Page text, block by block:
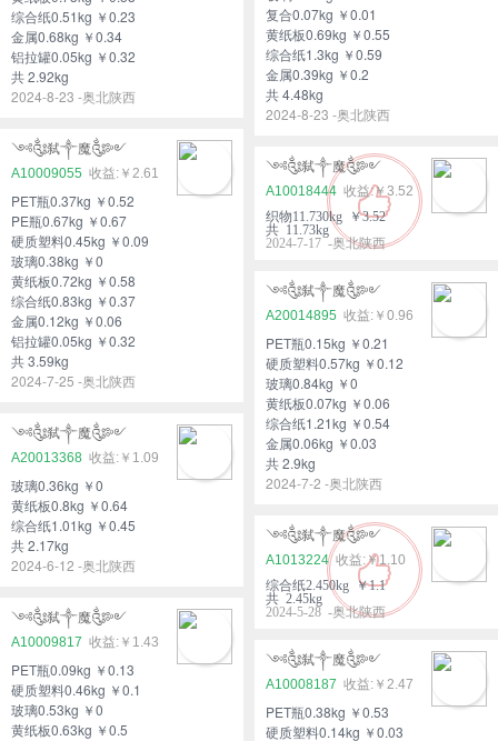
复合0.07kg ￥0.01
黄纸板0.69kg ￥0.55
综合纸1.3kg ￥0.59
金属0.39kg ￥0.2
共 4.48kg
2024-8-23 -奥北陕西
综合纸0.51kg ￥0.23
金属0.68kg ￥0.34
铝拉罐0.05kg ￥0.32
共 2.92kg
2024-8-23 -奥北陕西
༺༃弑༒魔༃༻
A10009055
￥2.61
PET瓶0.37kg ￥0.52
PE瓶0.67kg ￥0.67
硬质塑料0.45kg ￥0.09
玻璃0.38kg ￥0
黄纸板0.72kg ￥0.58
综合纸0.83kg ￥0.37
金属0.12kg ￥0.06
铝拉罐0.05kg ￥0.32
共 3.59kg
2024-7-25 -奥北陕西
༺༃弑༒魔༃༻
A10018444
￥3.52
织物11.730kg ￥3.52
共 11.73kg
2024-7-17 -奥北陕西
༺༃弑༒魔༃༻
A20014895
￥0.96
PET瓶0.15kg ￥0.21
硬质塑料0.57kg ￥0.12
玻璃0.84kg ￥0
黄纸板0.07kg ￥0.06
综合纸1.21kg ￥0.54
金属0.06kg ￥0.03
共 2.9kg
2024-7-2 -奥北陕西
༺༃弑༒魔༃༻
A20013368
￥1.09
玻璃0.36kg ￥0
黄纸板0.8kg ￥0.64
综合纸1.01kg ￥0.45
共 2.17kg
2024-6-12 -奥北陕西
༺༃弑༒魔༃༻
A1013224
￥1.10
综合纸2.450kg ￥1.1
共 2.45kg
2024-5-28 -奥北陕西
༺༃弑༒魔༃༻
A10009817
￥1.43
PET瓶0.09kg ￥0.13
硬质塑料0.46kg ￥0.1
玻璃0.53kg ￥0
黄纸板0.63kg ￥0.5
༺༃弑༒魔༃༻
A10008187
￥2.47
PET瓶0.38kg ￥0.53
硬质塑料0.14kg ￥0.03